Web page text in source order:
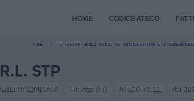
HOME CODICE ATECO
HOME "ATTIVITÀ DEGLI STUDI DI ARCHITETTURA E
STP
LIMITATA Firenze (FI) ATECO 71.11 dal